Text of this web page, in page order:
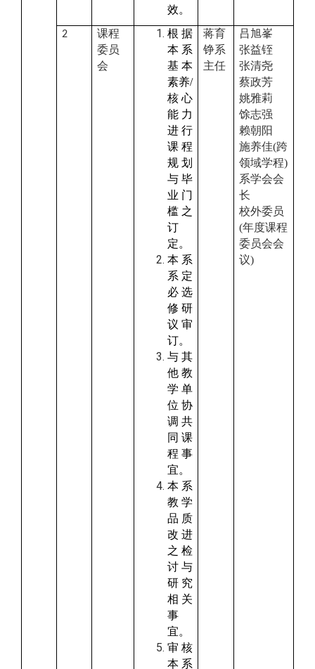
效。
2
课程
委员
会
根据
本系
基本
素养/
核心
能力
进行
课程
规划
与毕
业门
槛之
订
定。
本系
系定
必选
修研
议审
订。
与其
他教
学单
位协
调共
同课
程事
宜。
本系
教学
品质
改进
之检
讨与
研究
相关
事
宜。
审核
本系
蒋育
铮系
主任
吕旭峯
张益铚
张清尧
蔡政芳
姚雅莉
馀志强
赖朝阳
施养佳(跨
领域学程)
系学会会
长
校外委员
(年度课程
委员会会
议)